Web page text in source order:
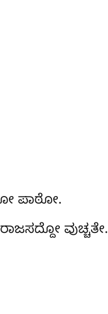
ಪಾಠೋ.
ವುಚ್ಚತೇ.